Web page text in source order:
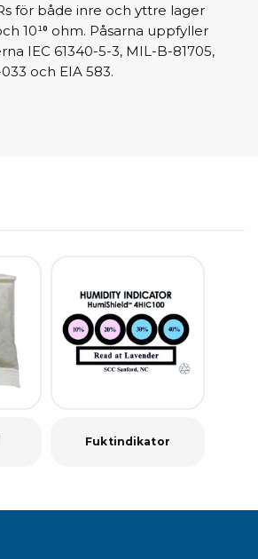
för både inre och yttre lager
10¹⁰ ohm. Påsarna uppfyller
IEC 61340-5-3, MIL-B-81705,
och EIA 583.
Fuktindikator